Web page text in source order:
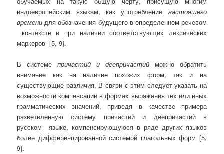
индоевропейским языкам, как употребление настоящего
временидля обозначения будущего в определенном речевом
контексте и при наличии соответствующих лексических
маркеров [5, 9].
В системепричастий и деепричастийможно обратить
внимание как на наличие похожих форм, так и на
существующие различия. В связи с этим следует указать на
возможности компенсации в формах выражения тех или иных
грамматических значений, приведя в качестве примера
разветвленную систему причастий и деепричастий в
русском языке, компенсирующуюся в ряде других языков
более дифференцированной системой глагольных форм [5,
9].